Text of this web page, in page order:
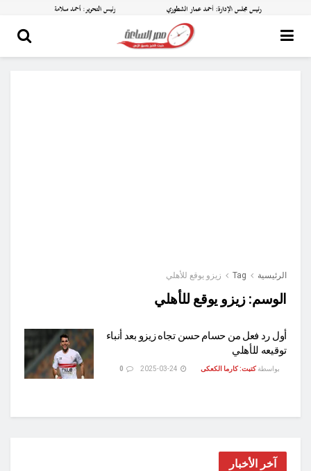
الرئيسية Tag زيزو يوقع للأهلي
الوسم:زيزو يوقع للأهلي
أول رد فعل من حسام حسن تجاه زيزو بعد أنباء
توقيعه للأهلي
بواسطة كتبت: كارما الكعكى
آخر الأخبار